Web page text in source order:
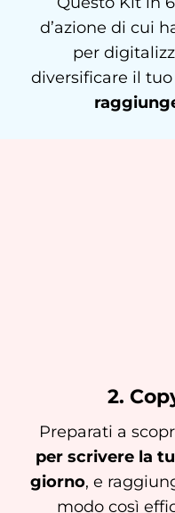
d’azione di cui
per
diversificare il
2.
Preparati a
per scrivere la
giorno, e
modo così